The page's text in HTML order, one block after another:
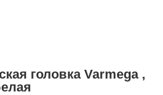
головка Varmega ,